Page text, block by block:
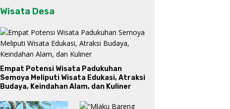
Wisata Desa
Empat Potensi Wisata Padukuhan
Semoya Meliputi Wisata Edukasi, Atraksi
Budaya, Keindahan Alam, dan Kuliner